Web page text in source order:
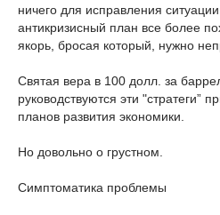
ничего для исправления
антикризисный план все более
якорь, бросая который, нужно
Святая вера в 100 долл. за
руководствуются эти "стратеги”
планов развития экономики.
Но довольно о грустном.
Симптоматика проблемы